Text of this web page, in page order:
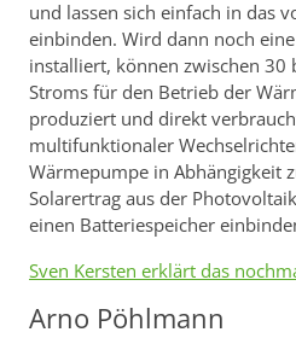
und lassen sich einfach in das
einbinden. Wird dann noch
installiert, können zwischen 30
Stroms für den Betrieb der
produziert und direkt
multifunktionaler
Wärmepumpe in Abhängigkeit
Solarertrag aus der
einen Batteriespeicher
Sven Kersten erklärt das
Arno Pöhlmann